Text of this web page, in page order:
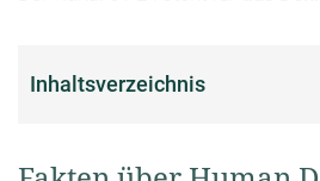
Inhaltsverzeichnis